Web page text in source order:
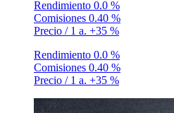
Rendimiento 0.0 %
Comisiones 0.40 %
Precio / 1 a. +35 %
Rendimiento 0.0 %
Comisiones 0.40 %
Precio / 1 a. +35 %